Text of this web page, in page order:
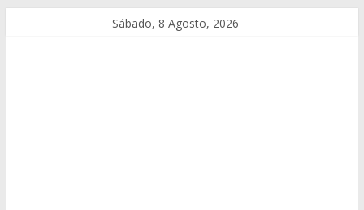
Sábado, 8 Agosto, 2026